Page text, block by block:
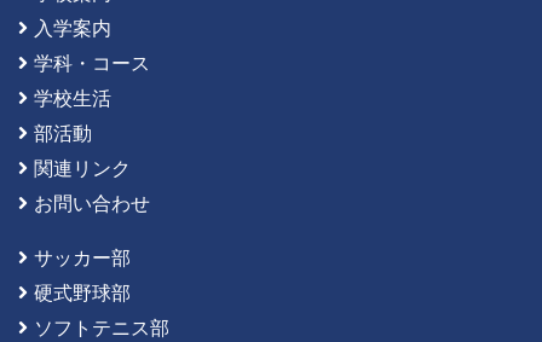
入学案内
学科・コース
学校生活
部活動
関連リンク
お問い合わせ
サッカー部
硬式野球部
ソフトテニス部